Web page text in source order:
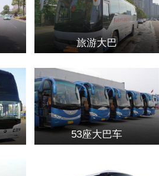
旅游大巴
53座大巴车